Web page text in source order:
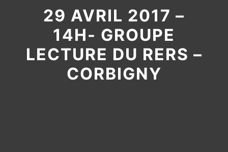
29 AVRIL 2017 –
14H- GROUPE
LECTURE DU RERS –
CORBIGNY